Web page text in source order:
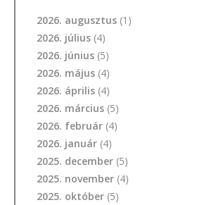
2026. augusztus (1)
2026. július (4)
2026. június (5)
2026. május (4)
2026. április (4)
2026. március (5)
2026. február (4)
2026. január (4)
2025. december (5)
2025. november (4)
2025. október (5)